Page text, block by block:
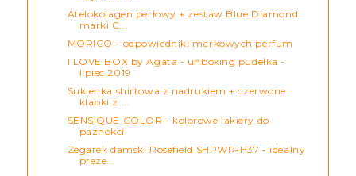
Atelokolagen perłowy + zestaw Blue Diamond
marki C...
MORICO - odpowiedniki markowych perfum
I LOVE BOX by Agata - unboxing pudełka -
lipiec 2019
Sukienka shirtowa z nadrukiem + czerwone
klapki z ...
SENSIQUE COLOR - kolorowe lakiery do
paznokci
Zegarek damski Rosefield SHPWR-H37 - idealny
preze...